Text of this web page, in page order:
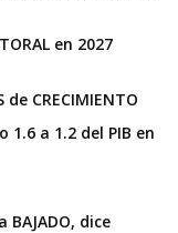
en 2027
CRECIMIENTO
1.6 a 1.2 del PIB en
BAJADO, dice